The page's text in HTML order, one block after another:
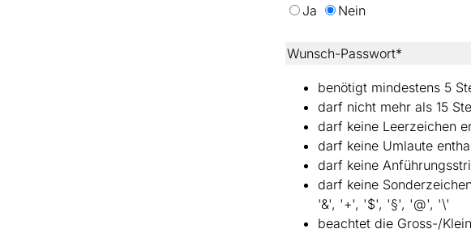
Ja
Nein
Wunsch-Passwort*
benötigt mindestens 5
darf nicht mehr als 15
darf keine Leerzeichen
darf keine Umlaute
darf keine
darf keine
'&', '+', '$', '§', '@', '\'
beachtet die Gross-/